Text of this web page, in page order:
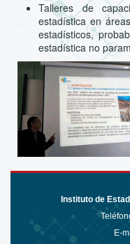
Talleres de
estadística en
estadísticos,
estadística no
Instituto de
E-